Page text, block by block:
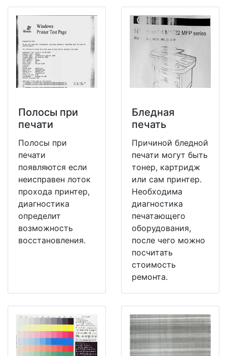
Полосы при
печати
Полосы при
печати
появляются если
неисправен лоток
прохода принтер,
диагностика
определит
возможность
восстановления.
Бледная
печать
Причиной бледной
печати могут быть
тонер, картридж
или сам принтер.
Необходима
диагностика
печатающего
оборудования,
после чего можно
посчитать
стоимость
ремонта.